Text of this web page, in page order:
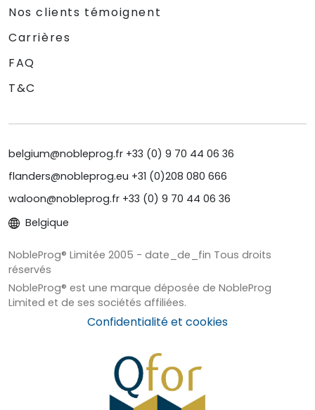
Nos clients témoignent
Carrières
FAQ
T&C
belgium@nobleprog.fr +33 (0) 9 70 44 06 36
flanders@nobleprog.eu +31 (0)208 080 666
waloon@nobleprog.fr +33 (0) 9 70 44 06 36
Belgique
NobleProg® Limitée 2005 - date_de_fin Tous droits
réservés
NobleProg® est une marque déposée de NobleProg
Limited et de ses sociétés affiliées.
Confidentialité et cookies